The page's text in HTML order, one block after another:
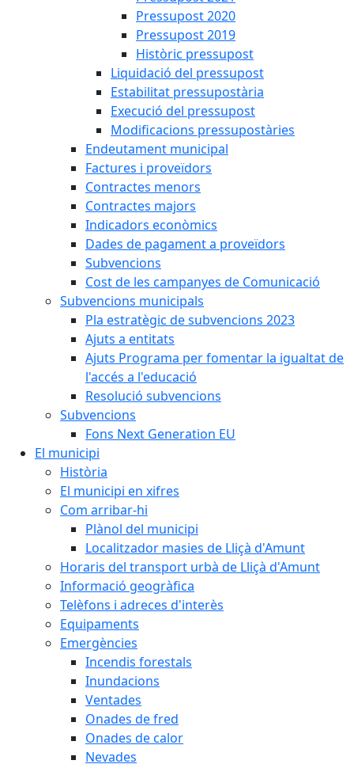
Pressupost 2020
Pressupost 2019
Històric pressupost
Liquidació del pressupost
Estabilitat pressupostària
Execució del pressupost
Modificacions pressupostàries
Endeutament municipal
Factures i proveïdors
Contractes menors
Contractes majors
Indicadors econòmics
Dades de pagament a proveïdors
Subvencions
Cost de les campanyes de Comunicació
Subvencions municipals
Pla estratègic de subvencions 2023
Ajuts a entitats
Ajuts Programa per fomentar la igualtat de
l'accés a l'educació
Resolució subvencions
Subvencions
Fons Next Generation EU
El municipi
Història
El municipi en xifres
Com arribar-hi
Plànol del municipi
Localitzador masies de Lliçà d'Amunt
Horaris del transport urbà de Lliçà d'Amunt
Informació geogràfica
Telèfons i adreces d'interès
Equipaments
Emergències
Incendis forestals
Inundacions
Ventades
Onades de fred
Onades de calor
Nevades